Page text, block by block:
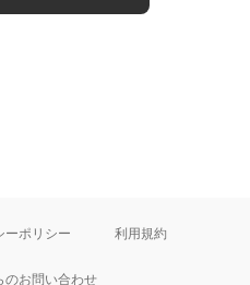
ーポリシー 利用規約
のお問い合わせ